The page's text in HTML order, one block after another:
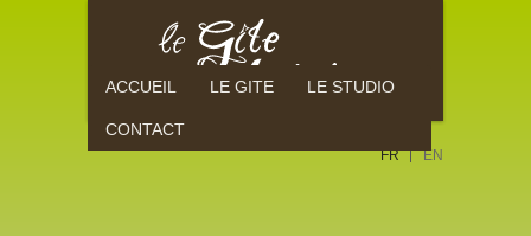
FR EN
ACCUEIL LE GITE LE STUDIO
CONTACT